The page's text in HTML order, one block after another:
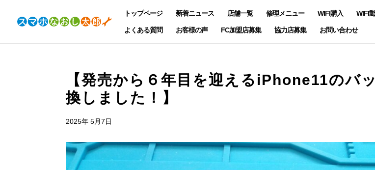
トップページ 新着ニュース 店舗一覧 修理メニュー WIFI購入 WIFI
よくある質問 お客様の声 FC加盟店募集 協力店募集 お問い合わせ
【発売から６年目を迎えるiPhone11のバ
換しました！】
2025年 5月7日